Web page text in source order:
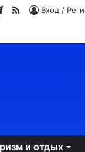
Вход /
RSS
Telegram
и отдых